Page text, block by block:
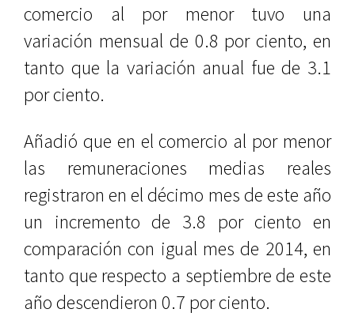
comercio al por menor tuvo una
variación mensual de 0.8 por ciento, en
tanto que la variación anual fue de 3.1
por ciento.
Añadió que en el comercio al por menor
las remuneraciones medias reales
registraron en el décimo mes de este año
un incremento de 3.8 por ciento en
comparación con igual mes de 2014, en
tanto que respecto a septiembre de este
año descendieron 0.7 por ciento.